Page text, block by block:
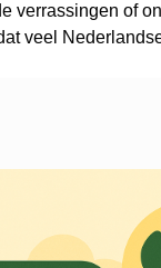
verrassingen of
veel